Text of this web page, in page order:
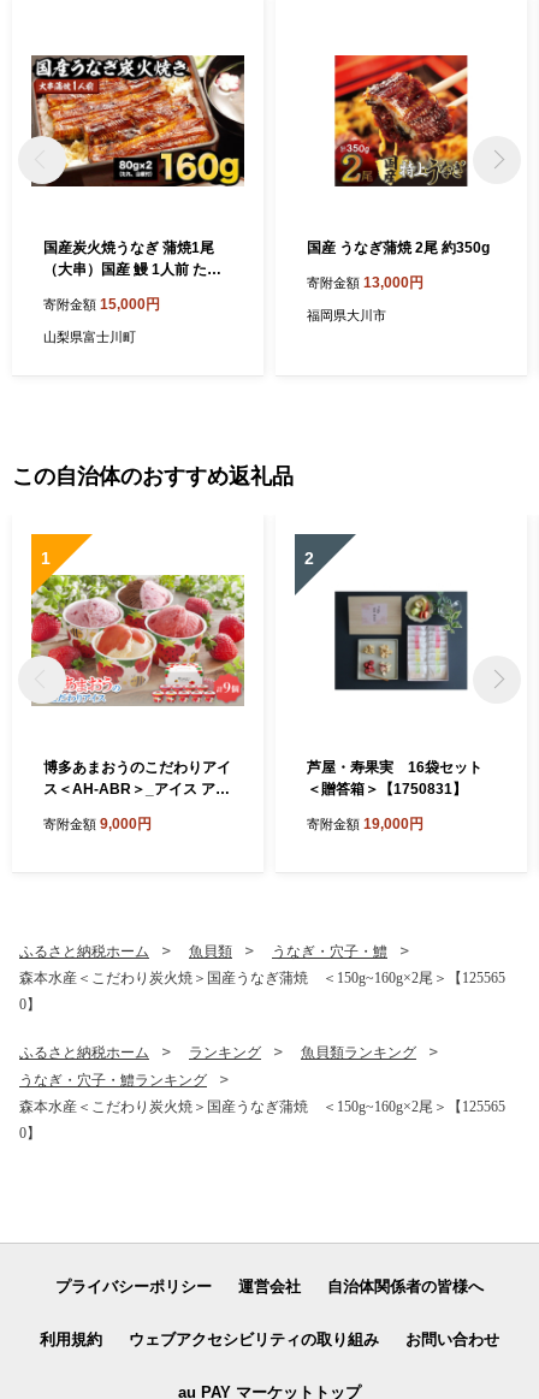
国産炭火焼うなぎ 蒲焼1尾
（大串）国産 鰻 1人前 たれ
寄附金額 15,000円
山梨県富士川町
国産 うなぎ蒲焼 2尾 約350g
寄附金額 13,000円
福岡県大川市
この自治体のおすすめ返礼品
1
博多あまおうのこだわりアイ
ス＜AH-ABR＞_アイス アイ
ト 苺 いちご イチゴ あまおう
寄附金額 9,000円
2
芦屋・寿果実 16袋セット
＜贈答箱＞【1750831】
寄附金額 19,000円
ふるさと納税ホーム 魚貝類
うなぎ・穴子・鱧
森本水産＜こだわり炭火焼＞国産うなぎ蒲焼 ＜150g~160g×2尾＞【125565
0】
ふるさと納税ホーム ランキング
魚貝類ランキング
うなぎ・穴子・鱧ランキング
森本水産＜こだわり炭火焼＞国産うなぎ蒲焼 ＜150g~160g×2尾＞【125565
0】
プライバシーポリシー 運営会社 自治体関係者の皆様へ
利用規約 ウェブアクセシビリティの取り組み お問い合わせ
au PAY マーケットトップ